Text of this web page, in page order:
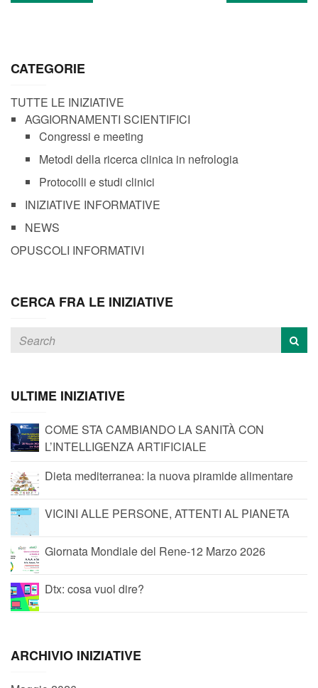
CATEGORIE
TUTTE LE INIZIATIVE
AGGIORNAMENTI SCIENTIFICI
Congressi e meeting
Metodi della ricerca clinica in nefrologia
Protocolli e studi clinici
INIZIATIVE INFORMATIVE
NEWS
OPUSCOLI INFORMATIVI
CERCA FRA LE INIZIATIVE
ULTIME INIZIATIVE
COME STA CAMBIANDO LA SANITÀ CON
L’INTELLIGENZA ARTIFICIALE
Dieta mediterranea: la nuova piramide alimentare
VICINI ALLE PERSONE, ATTENTI AL PIANETA
Giornata Mondiale del Rene-12 Marzo 2026
Dtx: cosa vuol dire?
ARCHIVIO INIZIATIVE